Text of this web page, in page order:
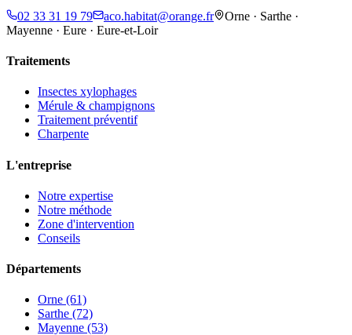
02 33 31 19 79
aco.habitat@orange.fr
Orne · Sarthe ·
Mayenne · Eure · Eure-et-Loir
Traitements
Insectes xylophages
Mérule & champignons
Traitement préventif
Charpente
L'entreprise
Notre expertise
Notre méthode
Zone d'intervention
Conseils
Départements
Orne (61)
Sarthe (72)
Mayenne (53)